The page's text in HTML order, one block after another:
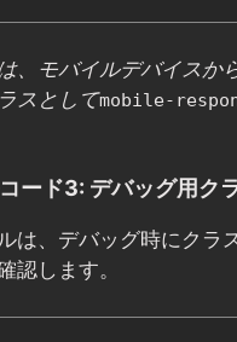
、モバイルデバイスか
スとしてmobile-
ード3: デバッグ用ク
は、デバッグ時にクラ
認します。